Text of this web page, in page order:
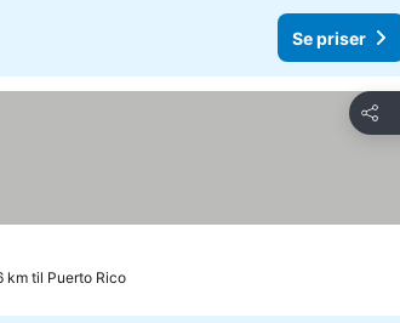
Se priser
Del
km til Puerto Rico